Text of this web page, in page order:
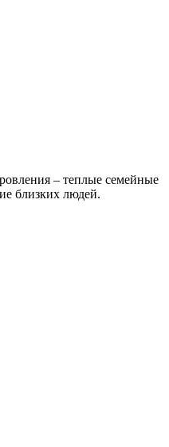
– теплые семейные
близких людей.